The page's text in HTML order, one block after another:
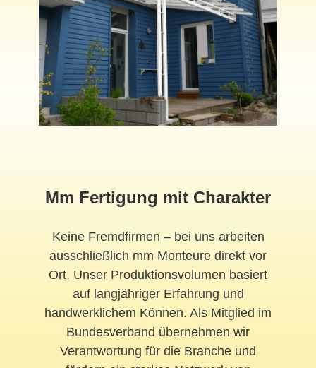
Mm Fertigung mit Charakter
Keine Fremdfirmen – bei uns arbeiten
ausschließlich mm Monteure direkt vor
Ort. Unser Produktionsvolumen basiert
auf langjähriger Erfahrung und
handwerklichem Können. Als Mitglied im
Bundesverband übernehmen wir
Verantwortung für die Branche und